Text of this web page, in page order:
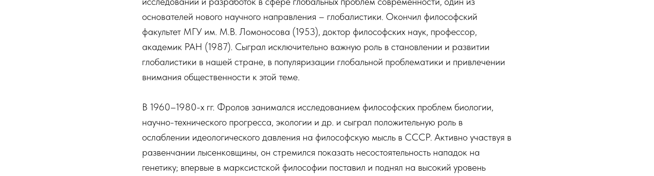
основателей нового научного направления – глобалистики. Окончил философский
факультет МГУ им. М.В. Ломоносова (1953), доктор философских наук, профессор,
академик РАН (1987). Сыграл исключительно важную роль в становлении и развитии
глобалистики в нашей стране, в популяризации глобальной проблематики и привлечении
внимания общественности к этой теме.
В 1960–1980-х гг. Фролов занимался исследованием философских проблем биологии,
научно-технического прогресса, экологии и др. и сыграл положительную роль в
ослаблении идеологического давления на философскую мысль в СССР. Активно участвуя в
развенчании лысенковщины, он стремился показать несостоятельность нападок на
генетику; впервые в марксистской философии поставил и поднял на высокий уровень